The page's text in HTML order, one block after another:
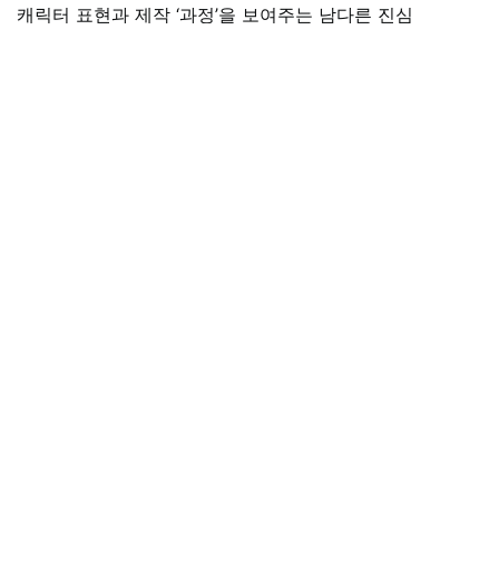
캐릭터 표현과 제작 ‘과정’을 보여주는 남다른 진심